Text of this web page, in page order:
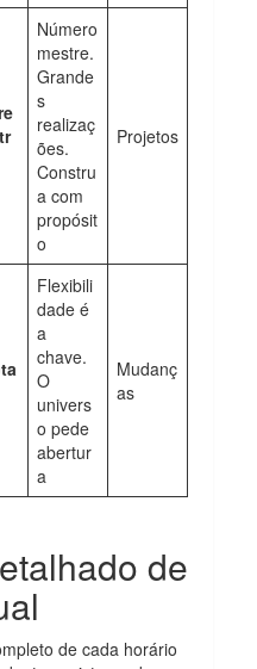
Número
mestre.
Grande
s
realizaç
ões.
Constru
a com
propósit
o
Projetos
Flexibili
dade é
a
chave.
O
univers
o pede
abertur
a
Mudanç
as
de
de cada horário